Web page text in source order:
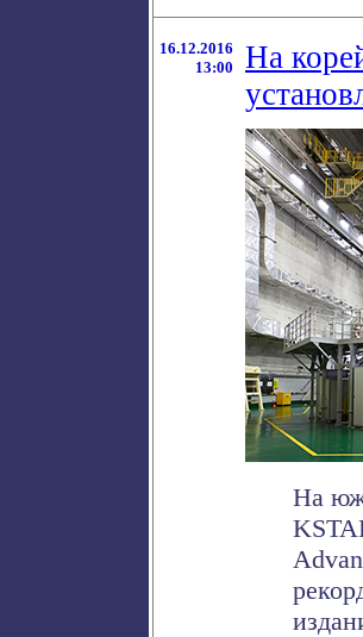
16.12.2016
13:00
На
На